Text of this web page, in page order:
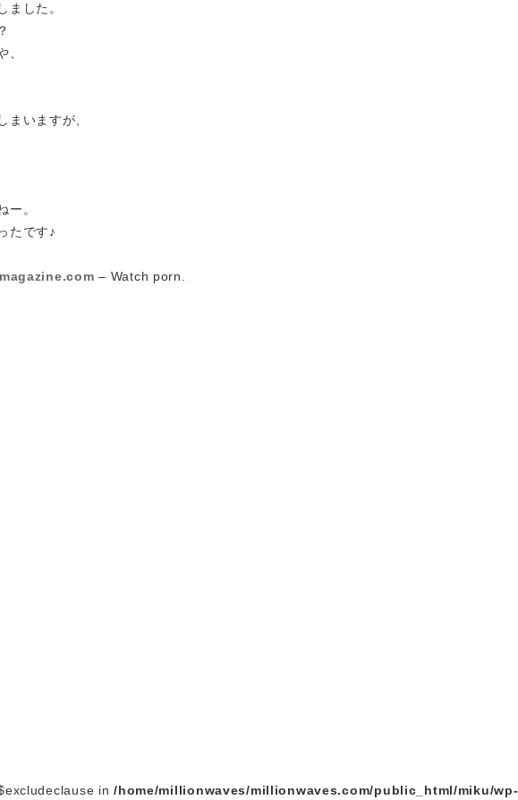
ました。
、
まいますが、
ー。
たです♪
– Watch porn.
in/home/millionwaves/millionwaves.com/public_html/miku/wp-